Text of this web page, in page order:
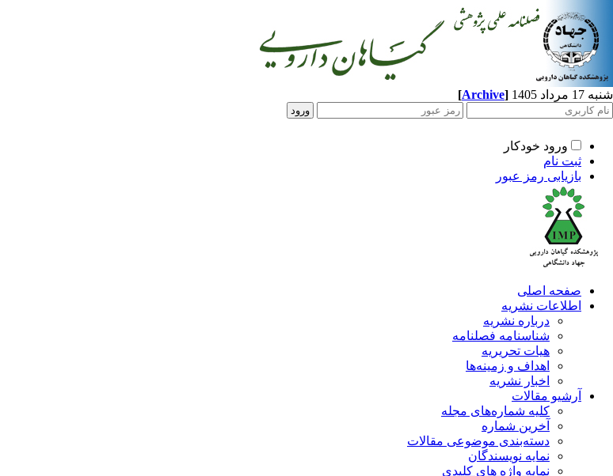
شنبه 17 مرداد 1405 [Archive]
ورود خودکار
ثبت نام
بازیابی رمز عبور
صفحه اصلی
اطلاعات نشریه
درباره نشریه
شناسنامه فصلنامه
هیات تحریریه
اهداف و زمینه‌ها
اخبار نشریه
آرشیو مقالات
کلیه شماره‌های مجله
آخرین شماره
دسته‌بندی موضوعی مقالات
نمایه نویسندگان
نمایه واژه های کلیدی